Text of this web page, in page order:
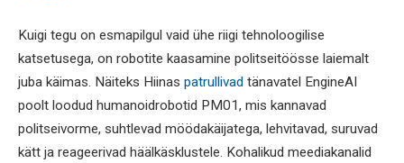
Kuigi tegu on esmapilgul vaid ühe riigi tehnoloogilise
katsetusega, on robotite kaasamine politseitöösse laiemalt
juba käimas. Näiteks Hiinas patrullivad tänavatel EngineAI
poolt loodud humanoidrobotid PM01, mis kannavad
politseivorme, suhtlevad möödakäijatega, lehvitavad, suruvad
kätt ja reageerivad häälkäsklustele. Kohalikud meediakanalid